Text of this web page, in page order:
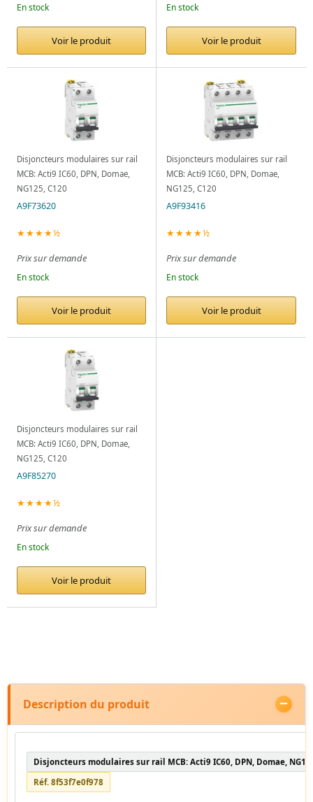
En stock
Voir le produit
En stock
Voir le produit
Disjoncteurs modulaires sur rail
MCB: Acti9 IC60, DPN, Domae,
NG125, C120
A9F73620
★★★★½
Prix sur demande
En stock
Voir le produit
Disjoncteurs modulaires sur rail
MCB: Acti9 IC60, DPN, Domae,
NG125, C120
A9F93416
★★★★½
Prix sur demande
En stock
Voir le produit
Disjoncteurs modulaires sur rail
MCB: Acti9 IC60, DPN, Domae,
NG125, C120
A9F85270
★★★★½
Prix sur demande
En stock
Voir le produit
Description du produit
Disjoncteurs modulaires sur rail MCB: Acti9 IC60, DPN, Domae,
Réf. 8f53f7e0f978